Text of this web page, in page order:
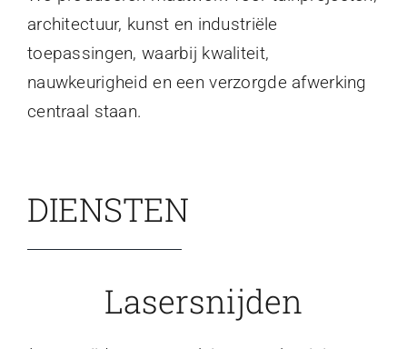
architectuur, kunst en industriële
toepassingen, waarbij kwaliteit,
nauwkeurigheid en een verzorgde afwerking
centraal staan.
DIENSTEN
Lasersnijden